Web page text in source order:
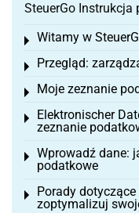
SteuerGo Instrukcja
Witamy w
Toggle menu
Przegląd:
Toggle menu
Moje zeznanie
Toggle menu
Elektronischer
zeznanie
Toggle menu
Wprowadź dane:
podatkowe
Toggle menu
Porady
zoptymalizuj
Toggle menu